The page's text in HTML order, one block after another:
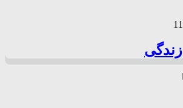
11